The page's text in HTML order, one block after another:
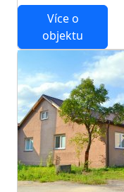
Více o
objektu